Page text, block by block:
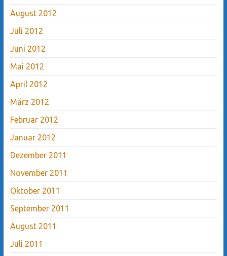
August 2012
Juli 2012
Juni 2012
Mai 2012
April 2012
März 2012
Februar 2012
Januar 2012
Dezember 2011
November 2011
Oktober 2011
September 2011
August 2011
Juli 2011